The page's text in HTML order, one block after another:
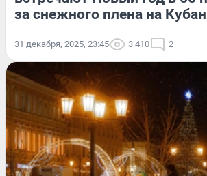
за снежного плена на
31 декабря, 2025, 23:45 3 410 2